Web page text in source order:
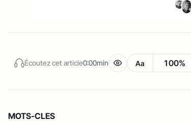
Écoutez cet article0:00min Aa 100%
MOTS-CLES